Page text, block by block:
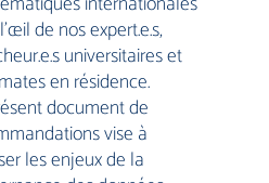
de nos expert.e.s,
universitaires et
en résidence.
document de
vise à
les enjeux de la